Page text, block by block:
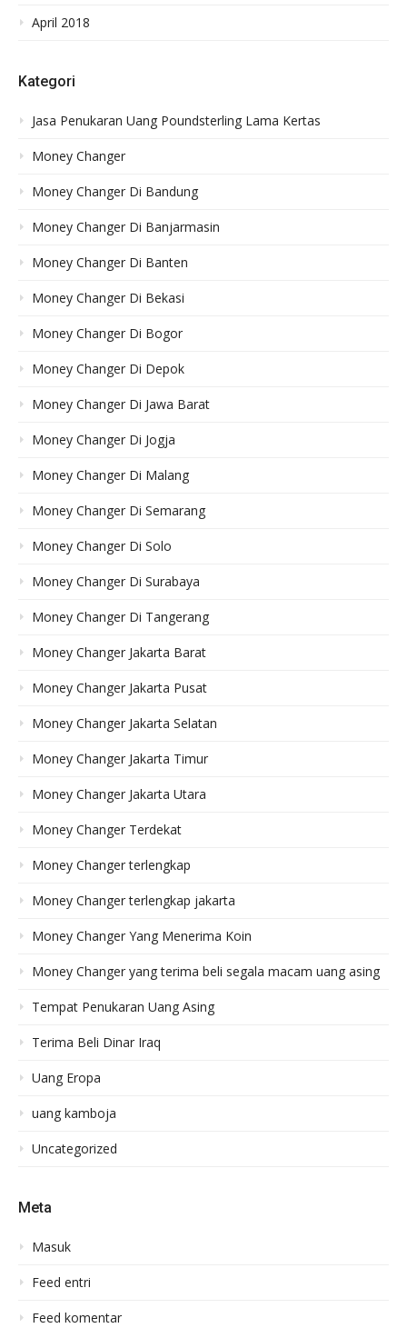
April 2018
Kategori
Jasa Penukaran Uang Poundsterling Lama Kertas
Money Changer
Money Changer Di Bandung
Money Changer Di Banjarmasin
Money Changer Di Banten
Money Changer Di Bekasi
Money Changer Di Bogor
Money Changer Di Depok
Money Changer Di Jawa Barat
Money Changer Di Jogja
Money Changer Di Malang
Money Changer Di Semarang
Money Changer Di Solo
Money Changer Di Surabaya
Money Changer Di Tangerang
Money Changer Jakarta Barat
Money Changer Jakarta Pusat
Money Changer Jakarta Selatan
Money Changer Jakarta Timur
Money Changer Jakarta Utara
Money Changer Terdekat
Money Changer terlengkap
Money Changer terlengkap jakarta
Money Changer Yang Menerima Koin
Money Changer yang terima beli segala macam uang asing
Tempat Penukaran Uang Asing
Terima Beli Dinar Iraq
Uang Eropa
uang kamboja
Uncategorized
Meta
Masuk
Feed entri
Feed komentar